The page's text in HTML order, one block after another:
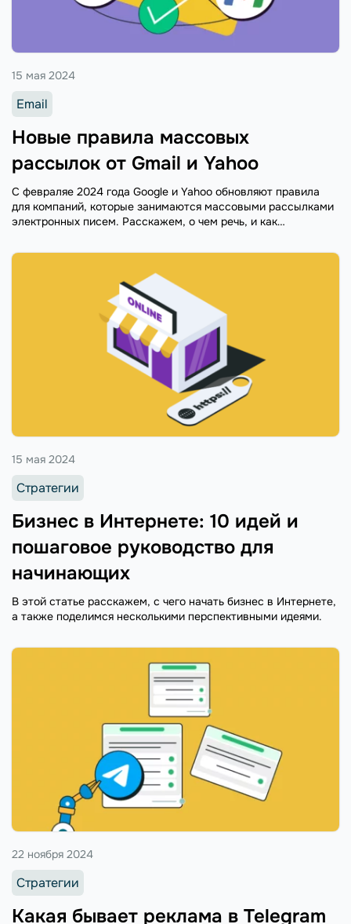
Новые правила массовых
рассылок от Gmail и Yahoo
15 мая 2024
Email
С февраляе 2024 года Google и Yahoo обновляют правила
для компаний, которые занимаются массовыми рассылками
электронных писем. Расскажем, о чем речь, и как
Бизнес в Интернете: 10 идей и
пошаговое руководство для
начинающих
15 мая 2024
Стратегии
В этой статье расскажем, с чего начать бизнес в Интернете,
а также поделимся несколькими перспективными идеями.
Какая бывает реклама в Telegram
22 ноября 2024
Стратегии